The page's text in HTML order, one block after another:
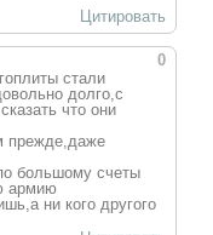
Цитировать
0
стали
долго,с
что они
прежде,даже
большому счеты
армию
ни кого другого